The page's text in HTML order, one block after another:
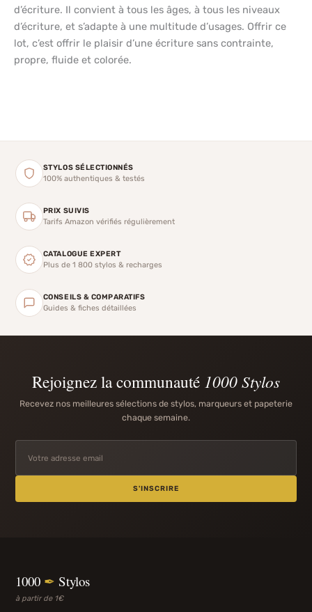
d’écriture. Il convient à tous les âges, à tous les niveaux
d’écriture, et s’adapte à une multitude d’usages. Offrir ce
lot, c’est offrir le plaisir d’une écriture sans contrainte,
propre, fluide et colorée.
STYLOS SÉLECTIONNÉS
100% authentiques & testés
PRIX SUIVIS
Tarifs Amazon vérifiés régulièrement
CATALOGUE EXPERT
Plus de 1 800 stylos & recharges
CONSEILS & COMPARATIFS
Guides & fiches détaillées
Rejoignez la communauté 1000 Stylos
Recevez nos meilleures sélections de stylos, marqueurs et papeterie
chaque semaine.
S'INSCRIRE
1000 ✒ Stylos
à partir de 1€